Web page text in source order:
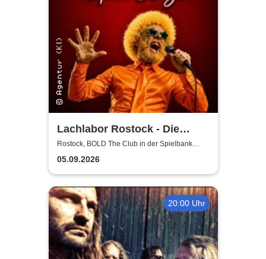
Lachlabor Rostock - Die
Comedy-Testbühne im BOLD
The Club
Rostock, BOLD The Club in der Spielbank
Rostock
05.09.2026
20:00 Uhr